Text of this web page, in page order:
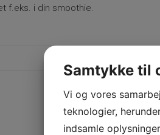
f.eks. i din smoothie.
Samtykke til
Vi og vores
teknologier,
indsamle